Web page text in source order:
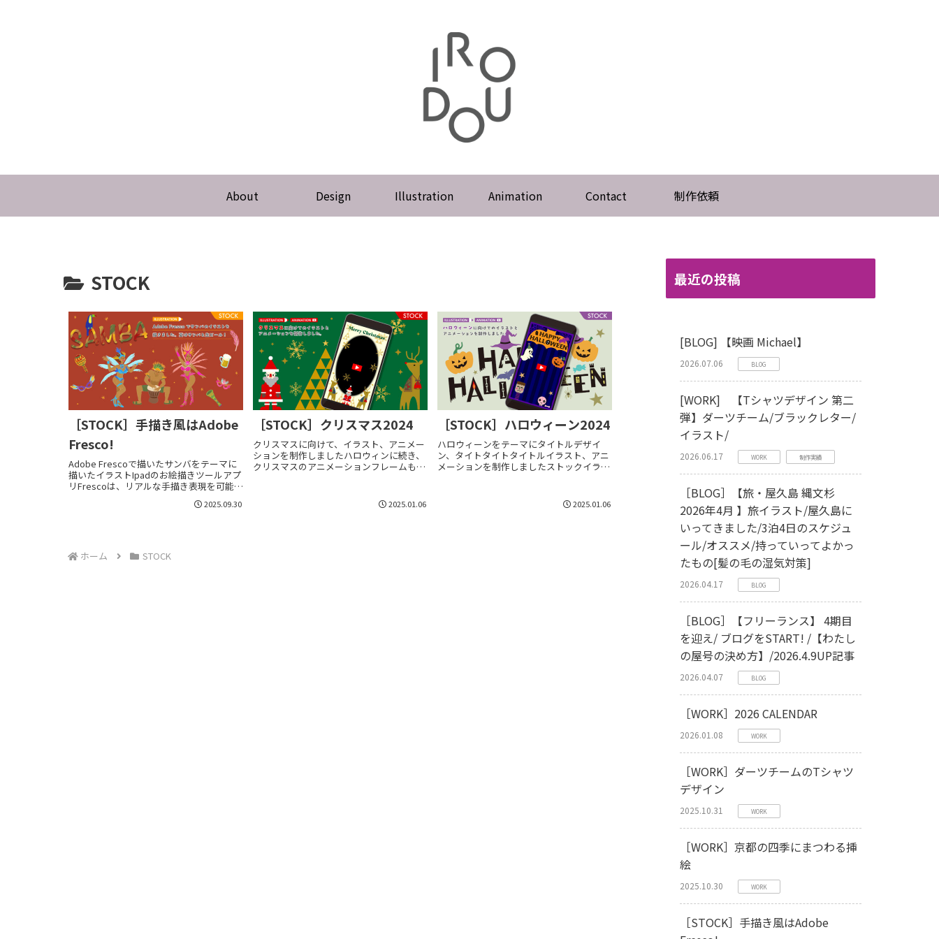
About Design Illustration Animation Contact 制作依頼
STOCK
［STOCK］手描き風はAdobe
Fresco!
Adobe Frescoで描いたサンバをテーマに
描いたイラストIpadのお絵描きツールアプ
リFrescoは、リアルな手描き表現を可能に
2025.09.30
［STOCK］クリスマス2024
クリスマスに向けて、イラスト、アニメー
ションを制作しましたハロウィンに続き、
クリスマスのアニメーションフレームも制
Effectsで制作しています。イラス...2025.01.06
［STOCK］ハロウィーン2024
ハロウィーンをテーマにタイトルデザイ
ン、タイトタイトタイトルイラスト、アニ
メーションを制作しましたストックイラス
タイトルロゴとして使用してもらえるか
2025.01.06
ホーム STOCK
最近の投稿
[BLOG] 【映画 Michael】
2026.07.06 BLOG
[WORK] 【Tシャツデザイン 第二
弾】ダーツチーム/ブラックレター/
イラスト/
2026.06.17 WORK 制作実績
［BLOG］【旅・屋久島 縄文杉
2026年4月 】旅イラスト/屋久島に
いってきました/3泊4日のスケジュ
ール/オススメ/持っていってよかっ
たもの[髪の毛の湿気対策]
2026.04.17 BLOG
［BLOG］【フリーランス】 4期目
を迎え/ ブログをSTART! /【わたし
の屋号の決め方】/2026.4.9UP記事
2026.04.07 BLOG
［WORK］2026 CALENDAR
2026.01.08 WORK
［WORK］ダーツチームのTシャツ
デザイン
2025.10.31 WORK
［WORK］京都の四季にまつわる挿
絵
2025.10.30 WORK
［STOCK］手描き風はAdobe